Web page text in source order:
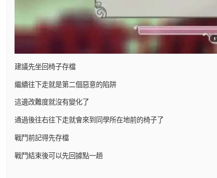
建議先坐回椅子存檔
繼續往下走就是第二個惡意的陷阱
這邊改難度就沒有變化了
通過後往右往下走就會來到同學所在地前的椅子了
戰鬥前記得先存檔
戰鬥結束後可以先回據點一趟